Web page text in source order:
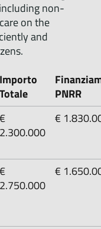
non-
on the
and
Importo
Totale
PNRR
€
2.300.000
€
€
2.750.000
€